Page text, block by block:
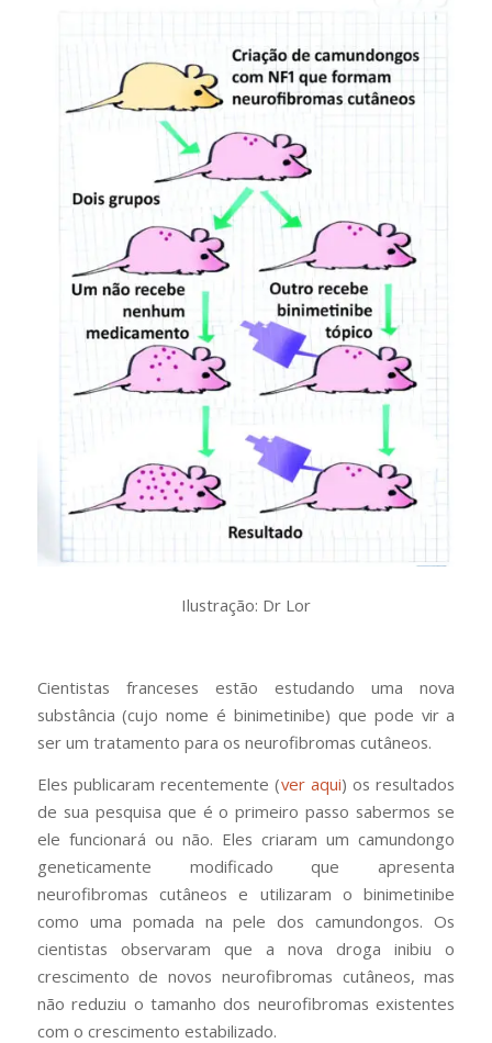
Ilustração: Dr Lor
Cientistas franceses estão estudando uma nova
substância (cujo nome é binimetinibe) que pode vir a
ser um tratamento para os neurofibromas cutâneos.
Eles publicaram recentemente (ver aqui) os resultados
de sua pesquisa que é o primeiro passo sabermos se
ele funcionará ou não. Eles criaram um camundongo
geneticamente modificado que apresenta
neurofibromas cutâneos e utilizaram o binimetinibe
como uma pomada na pele dos camundongos. Os
cientistas observaram que a nova droga inibiu o
crescimento de novos neurofibromas cutâneos, mas
não reduziu o tamanho dos neurofibromas existentes
com o crescimento estabilizado.